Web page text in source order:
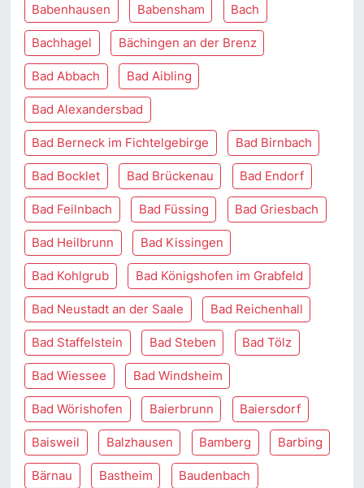
Babenhausen Babensham Bach
Bachhagel Bächingen an der Brenz
Bad Abbach Bad Aibling
Bad Alexandersbad
Bad Berneck im Fichtelgebirge Bad Birnbach
Bad Bocklet Bad Brückenau Bad Endorf
Bad Feilnbach Bad Füssing Bad Griesbach
Bad Heilbrunn Bad Kissingen
Bad Kohlgrub Bad Königshofen im Grabfeld
Bad Neustadt an der Saale Bad Reichenhall
Bad Staffelstein Bad Steben Bad Tölz
Bad Wiessee Bad Windsheim
Bad Wörishofen Baierbrunn Baiersdorf
Baisweil Balzhausen Bamberg Barbing
Bärnau Bastheim Baudenbach